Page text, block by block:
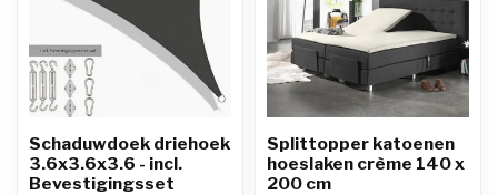
Schaduwdoek driehoek
3.6x3.6x3.6 - incl.
Bevestigingsset
Splittopper katoenen
hoeslaken crème 140 x
200 cm